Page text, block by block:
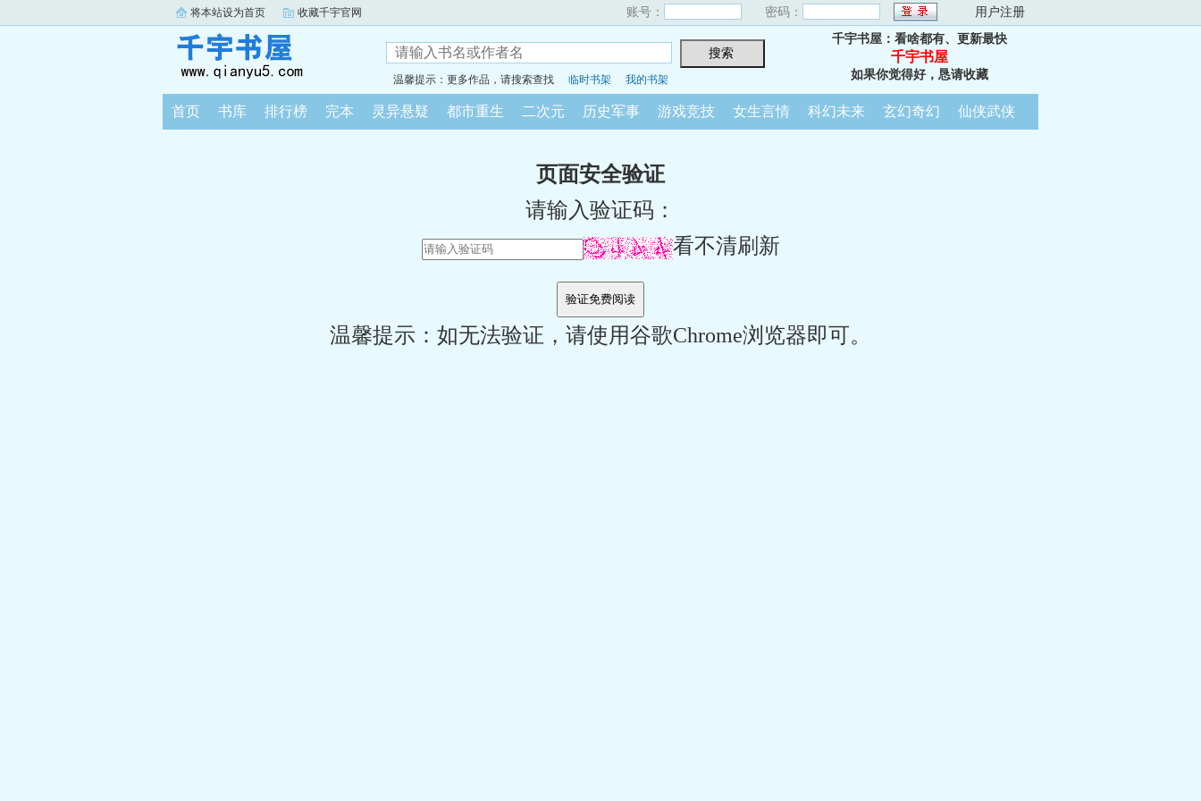
将本站设为首页 收藏千宇官网 账号： 密码： 用户注册
温馨提示：更多作品，请搜索查找 临时书架 我的书架
千宇书屋：看啥都有、更新最快
千宇书屋
如果你觉得好，恳请收藏
首页 书库 排行榜 完本 灵异悬疑 都市重生 二次元 历史军事 游戏竞技 女生言情 科幻未来 玄幻奇幻 仙侠武侠
页面安全验证
请输入验证码：
看不清刷新
温馨提示：如无法验证，请使用谷歌Chrome浏览器即可。